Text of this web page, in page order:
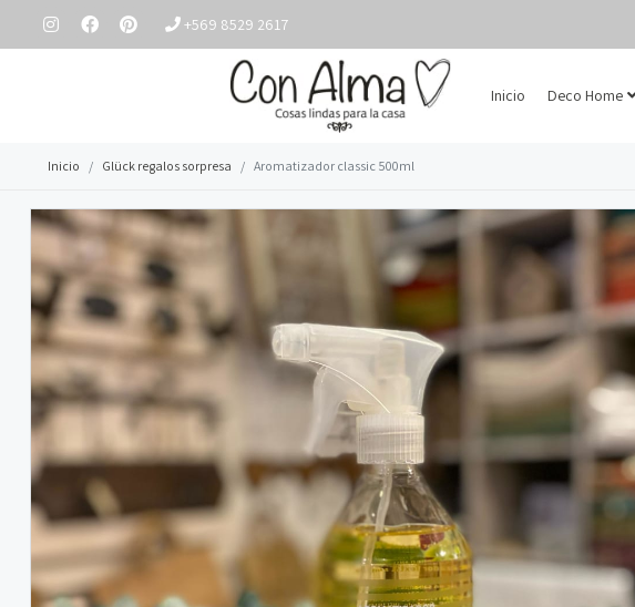
+569 8529 2617
Inicio Deco Home
Inicio Glück regalos sorpresa Aromatizador classic 500ml